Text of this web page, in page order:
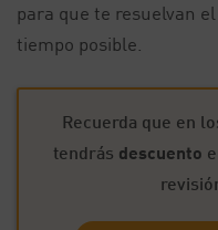
para que te resuelvan
tiempo posible.
Recuerda que en
tendrás descuento